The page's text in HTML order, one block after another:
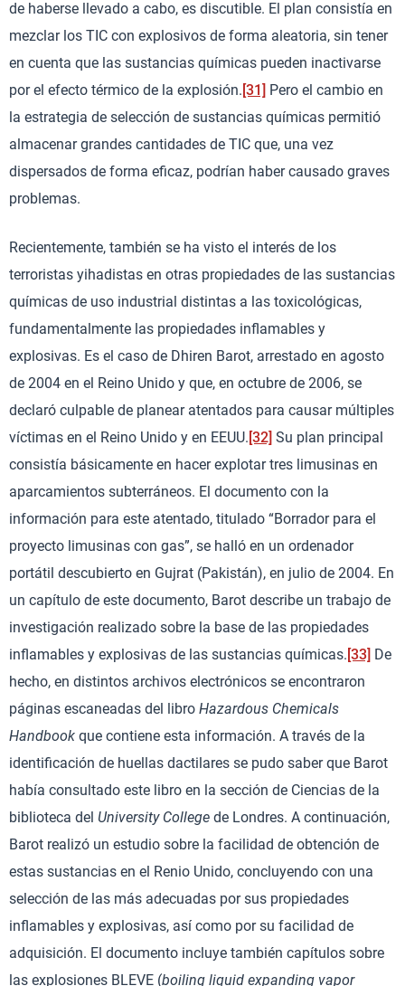
de haberse llevado a cabo, es discutible. El plan consistía en
mezclar los TIC con explosivos de forma aleatoria, sin tener
en cuenta que las sustancias químicas pueden inactivarse
por el efecto térmico de la explosión. [31] Pero el cambio en
la estrategia de selección de sustancias químicas permitió
almacenar grandes cantidades de TIC que, una vez
dispersados de forma eficaz, podrían haber causado graves
problemas.
Recientemente, también se ha visto el interés de los
terroristas yihadistas en otras propiedades de las sustancias
químicas de uso industrial distintas a las toxicológicas,
fundamentalmente las propiedades inflamables y
explosivas. Es el caso de Dhiren Barot, arrestado en agosto
de 2004 en el Reino Unido y que, en octubre de 2006, se
declaró culpable de planear atentados para causar múltiples
víctimas en el Reino Unido y en EEUU. [32] Su plan principal
consistía básicamente en hacer explotar tres limusinas en
aparcamientos subterráneos. El documento con la
información para este atentado, titulado “Borrador para el
proyecto limusinas con gas”, se halló en un ordenador
portátil descubierto en Gujrat (Pakistán), en julio de 2004. En
un capítulo de este documento, Barot describe un trabajo de
investigación realizado sobre la base de las propiedades
inflamables y explosivas de las sustancias químicas. [33] De
hecho, en distintos archivos electrónicos se encontraron
páginas escaneadas del libro Hazardous Chemicals
Handbook que contiene esta información. A través de la
identificación de huellas dactilares se pudo saber que Barot
había consultado este libro en la sección de Ciencias de la
biblioteca del University College de Londres. A continuación,
Barot realizó un estudio sobre la facilidad de obtención de
estas sustancias en el Renio Unido, concluyendo con una
selección de las más adecuadas por sus propiedades
inflamables y explosivas, así como por su facilidad de
adquisición. El documento incluye también capítulos sobre
las explosiones BLEVE (boiling liquid expanding vapor